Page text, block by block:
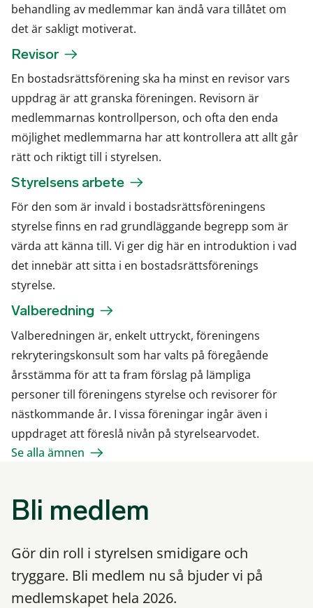
behandling av medlemmar kan ändå vara tillåtet om
det är sakligt motiverat.
Revisor
En bostadsrättsförening ska ha minst en revisor vars
uppdrag är att granska föreningen. Revisorn är
medlemmarnas kontrollperson, och ofta den enda
möjlighet medlemmarna har att kontrollera att allt går
rätt och riktigt till i styrelsen.
Styrelsens arbete
För den som är invald i bostadsrättsföreningens
styrelse finns en rad grundläggande begrepp som är
värda att känna till. Vi ger dig här en introduktion i vad
det innebär att sitta i en bostadsrättsförenings
styrelse.
Valberedning
Valberedningen är, enkelt uttryckt, föreningens
rekryteringskonsult som har valts på föregående
årsstämma för att ta fram förslag på lämpliga
personer till föreningens styrelse och revisorer för
nästkommande år. I vissa föreningar ingår även i
uppdraget att föreslå nivån på styrelsearvodet.
Se alla ämnen
Bli medlem
Gör din roll i styrelsen smidigare och
tryggare. Bli medlem nu så bjuder vi på
medlemskapet hela 2026.